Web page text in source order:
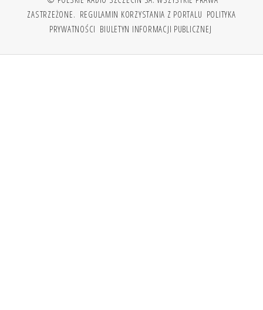
ZASTRZEŻONE. REGULAMIN KORZYSTANIA Z PORTALU POLITYKA
PRYWATNOŚCI BIULETYN INFORMACJI PUBLICZNEJ